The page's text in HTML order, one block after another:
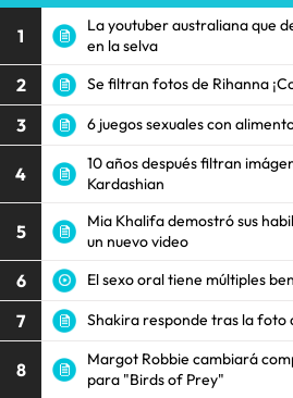
1
La youtuber australiana que
en la selva
2 Se filtran fotos de Rihanna
3 6 juegos sexuales con
4
10 años después filtran
Kardashian
5
Mia Khalifa demostró sus
un nuevo video
6 El sexo oral tiene múltiples
7 Shakira responde tras la foto
8
Margot Robbie cambiará
para "Birds of Prey"